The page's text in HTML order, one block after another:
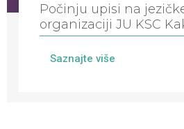
Počinju upisi na
organizaciji JU KSC
Saznajte više